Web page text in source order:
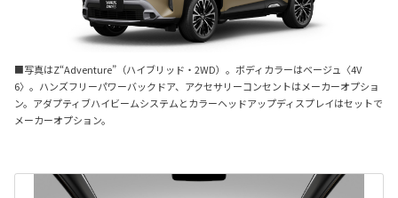
■写真はZ“Adventure”（ハイブリッド・2WD）。ボディカラーはベージュ〈4V
6〉。ハンズフリーパワーバックドア、アクセサリーコンセントはメーカーオプショ
ン。アダプティブハイビームシステムとカラーヘッドアップディスプレイはセットで
メーカーオプション。